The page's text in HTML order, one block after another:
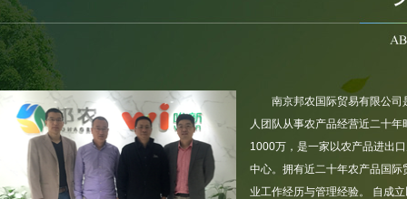
南京邦农国际贸易有限公
人团队从事农产品经营近二十
1000万，是一家以农产品进出
中心。拥有近二十年农产品国
业工作经历与管理经验。 自成